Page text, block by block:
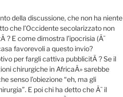
della discussione, che non ha niente
che l’Occidente secolarizzato non
? E come dimostra l’ipocrisia (Ã¨
favorevoli a questo invio?
per fargli cattiva pubblicitÃ ? Se il
chirurgiche in AfricaÂ» sarebbe
senso l’obiezione “eh, ma gli
E poi chi ha detto che Ã¨ il